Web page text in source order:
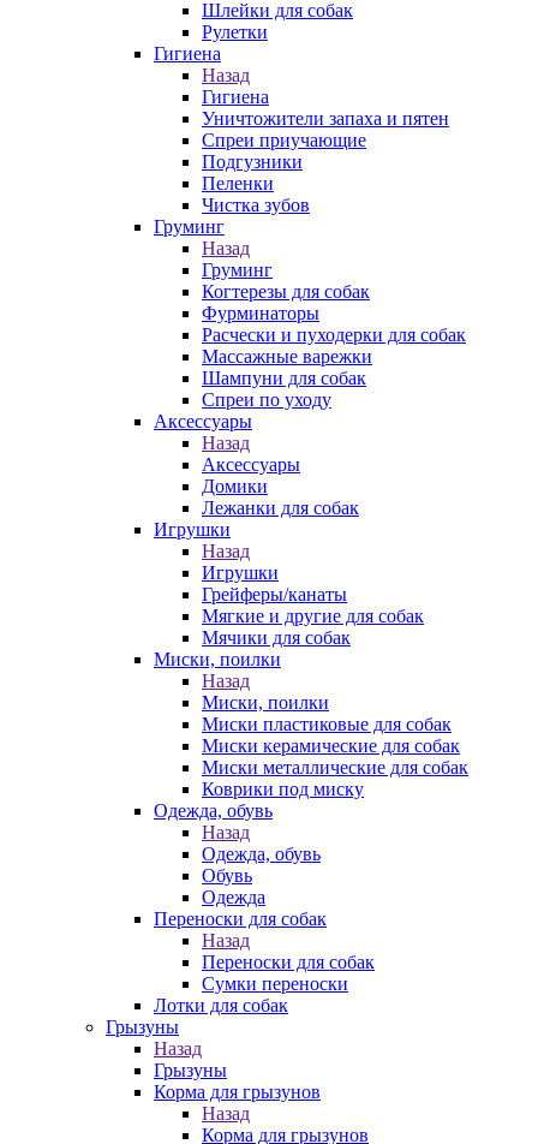
Шлейки для собак
Рулетки
Гигиена
Назад
Гигиена
Уничтожители запаха и пятен
Спреи приучающие
Подгузники
Пеленки
Чистка зубов
Груминг
Назад
Груминг
Когтерезы для собак
Фурминаторы
Расчески и пуходерки для собак
Массажные варежки
Шампуни для собак
Спреи по уходу
Аксессуары
Назад
Аксессуары
Домики
Лежанки для собак
Игрушки
Назад
Игрушки
Грейферы/канаты
Мягкие и другие для собак
Мячики для собак
Миски, поилки
Назад
Миски, поилки
Миски пластиковые для собак
Миски керамические для собак
Миски металлические для собак
Коврики под миску
Одежда, обувь
Назад
Одежда, обувь
Обувь
Одежда
Переноски для собак
Назад
Переноски для собак
Сумки переноски
Лотки для собак
Грызуны
Назад
Грызуны
Корма для грызунов
Назад
Корма для грызунов